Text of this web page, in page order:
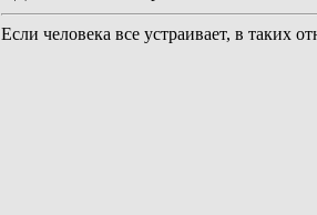
Если человека все устраивает, в таких